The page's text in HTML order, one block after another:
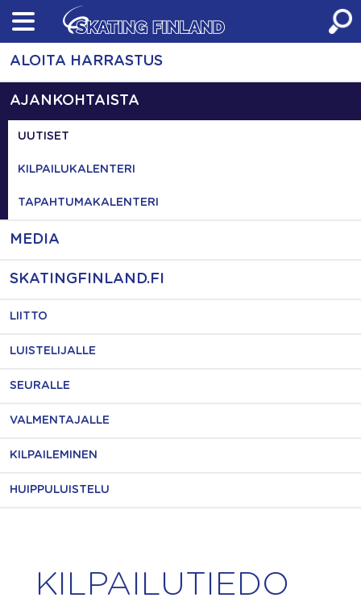
Skip
content
ALOITA HARRASTUS
AJANKOHTAISTA
UUTISET
KILPAILUKALENTERI
TAPAHTUMAKALENTERI
MEDIA
SKATINGFINLAND.FI
LIITTO
LUISTELIJALLE
SEURALLE
VALMENTAJALLE
KILPAILEMINEN
HUIPPULUISTELU
KILPAILUTIEDO